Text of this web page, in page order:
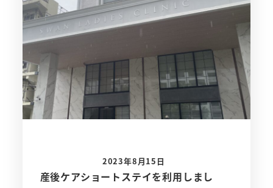
産後ケアショートステイを利用しまし
2023年8月15日